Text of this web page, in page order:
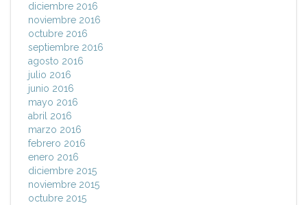
diciembre 2016
noviembre 2016
octubre 2016
septiembre 2016
agosto 2016
julio 2016
junio 2016
mayo 2016
abril 2016
marzo 2016
febrero 2016
enero 2016
diciembre 2015
noviembre 2015
octubre 2015